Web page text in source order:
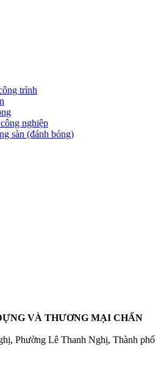
trình
nghiệp
sàn (đánh bóng)
VÀ THƯƠNG MẠI CHẤN
Phường Lê Thanh Nghị, Thành phố